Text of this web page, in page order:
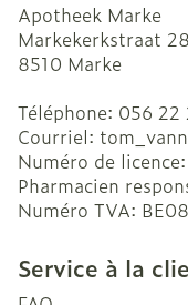
Apotheek Marke
Markekerkstraat 28
8510 Marke
Téléphone: 056 22
Courriel:
Numéro de licence:
Pharmacien
Numéro TVA:
Service à la